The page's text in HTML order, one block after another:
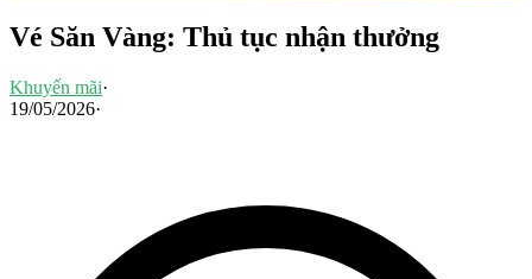
Vé Săn Vàng: Thủ tục nhận thưởng
Khuyến mãi·
19/05/2026·